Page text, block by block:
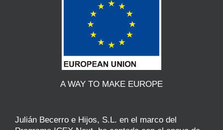
A WAY TO MAKE EUROPE
Julián Becerro e Hijos, S.L. en el marco del